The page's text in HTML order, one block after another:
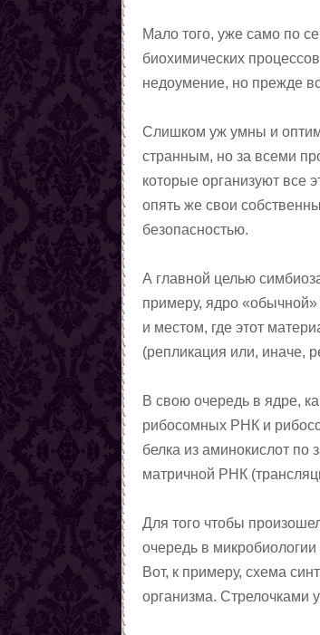
Заговоры от азарта
Заговоры от алчности
Заговоры от ленности
Заговоры от алкоголизма
Шепотки на трезвость
От детского алкоголизма
Заговоры от курения
Заговоры от наркомании
Мало того, уже само по
биохимических
недоумение, но прежде
Слишком уж умны и
странным, но за всеми
которые организуют все
опять же свои
безопасностью.
А главной целью
примеру, ядро «обычной»
и местом, где этот
(репликация или, иначе,
В свою очередь в ядре,
рибосомных РНК и
белка из аминокислот
матричной РНК
Для того чтобы
очередь в микробиологии
Вот, к примеру, схема
организма. Стрелочками